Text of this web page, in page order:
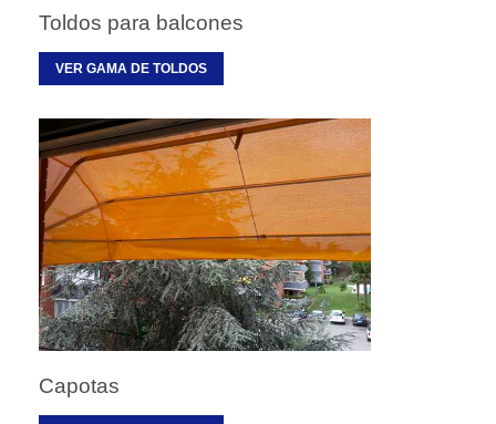
Toldos para balcones
VER GAMA DE TOLDOS
Capotas